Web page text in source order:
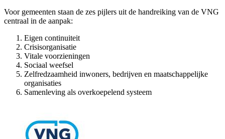
Voor gemeenten staan de zes pijlers uit de handreiking van de VNG
centraal in de aanpak:
Eigen continuiteit
Crisisorganisatie
Vitale voorzieningen
Sociaal weefsel
Zelfredzaamheid inwoners, bedrijven en maatschappelijke
organisaties
Samenleving als overkoepelend systeem